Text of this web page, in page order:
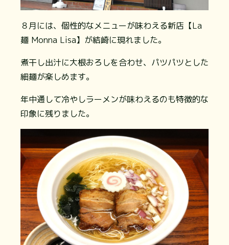
８月には、個性的なメニューが味わえる新店【La
麺 Monna Lisa】が結崎に現れました。
煮干し出汁に大根おろしを合わせ、パツパツとした
細麺が楽しめます。
年中通して冷やしラーメンが味わえるのも特徴的な
印象に残りました。